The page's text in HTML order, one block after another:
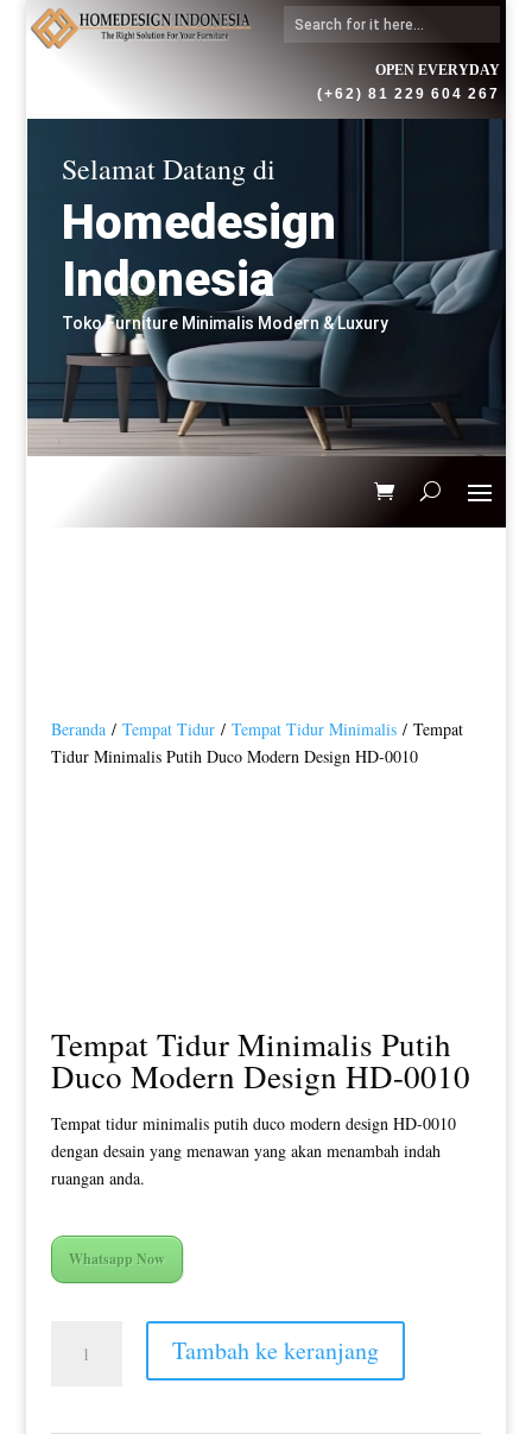
OPEN EVERYDAY
(+62) 81 229 604 267
Selamat Datang di
Homedesign
Indonesia
Toko Furniture Minimalis Modern & Luxury
Beranda/ Tempat Tidur/ Tempat Tidur Minimalis/ Tempat
Tidur Minimalis Putih Duco Modern Design HD-0010
Tempat Tidur Minimalis Putih
Duco Modern Design HD-0010
Tempat tidur minimalis putih duco modern design HD-0010
dengan desain yang menawan yang akan menambah indah
ruangan anda.
Whatsapp Now
Tempat
Tambah ke keranjang